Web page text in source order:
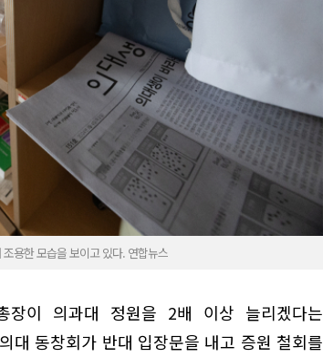
용한 모습을 보이고 있다. 연합뉴스
장이 의과대 정원을 2배 이상 늘리겠다는
대 동창회가 반대 입장문을 내고 증원 철회를